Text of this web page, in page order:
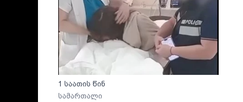
1 საათის წინ
სამართალი